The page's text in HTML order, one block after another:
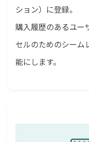
ション）に登録。
購入履歴のあるユー
セルのためのシーム
能にします。